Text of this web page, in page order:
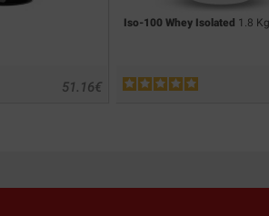
€
51.16
Iso-100 Whey Isolated 1.8 Kg